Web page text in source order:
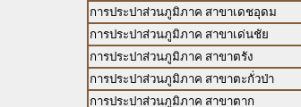
การประปาส่วนภูมิภาค สาขาเดชอุดม
การประปาส่วนภูมิภาค สาขาเด่นชัย
การประปาส่วนภูมิภาค สาขาตรัง
การประปาส่วนภูมิภาค สาขาตะกั่วป่า
การประปาส่วนภูมิภาค สาขาตาก